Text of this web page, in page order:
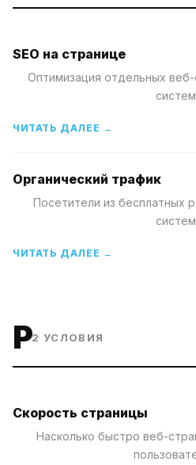
SEO на странице
Оптимизация отдельных
ЧИТАТЬ ДАЛЕЕ →
Органический трафик
Посетители из бесплатных
ЧИТАТЬ ДАЛЕЕ →
P2 УСЛОВИЯ
Скорость страницы
Насколько быстро веб-